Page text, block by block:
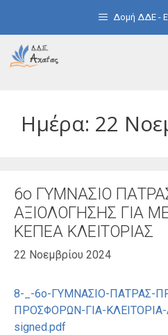
Δομή ΔΔΕ -
Ημέρα: 22
6ο ΓΥΜΝΑΣΙΟ
ΑΞΙΟΛΟΓΗΣΗΣ ΓΙΑ
ΚΕΠΕΑ ΚΛΕΙΤΟΡΙΑΣ
22 Νοεμβρίου 2024
8-_-6o-ΓΥΜΝΑΣΙΟ-ΠΑΤΡΑΣ-
ΠΡΟΣΦΟΡΩΝ-ΓΙΑ-
signed.pdf